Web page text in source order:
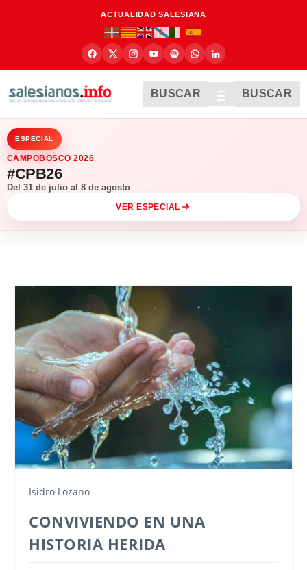
ACTUALIDAD SALESIANA
BUSCAR BUSCAR
ESPECIAL
CAMPOBOSCO 2026
#CPB26
Del 31 de julio al 8 de agosto
VER ESPECIAL
Isidro Lozano
CONVIVIENDO EN UNA
HISTORIA HERIDA